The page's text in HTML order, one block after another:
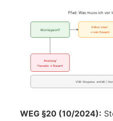
Pfad: Was muss ich
Montageort?
Balkon innen
→ kein Bauamt
Brüstung/
Fassade → Bauamt
VNB-Einspeise: entfällt |
WEG §20 (10/2024):